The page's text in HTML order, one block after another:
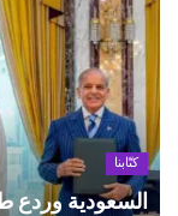
كتّابنا
السعودية وردع